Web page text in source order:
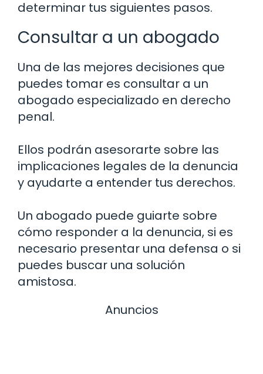
determinar tus siguientes pasos.
Consultar a un abogado
Una de las mejores decisiones que
puedes tomar es consultar a un
abogado especializado en derecho
penal.
Ellos podrán asesorarte sobre las
implicaciones legales de la denuncia
y ayudarte a entender tus derechos.
Un abogado puede guiarte sobre
cómo responder a la denuncia, si es
necesario presentar una defensa o si
puedes buscar una solución
amistosa.
Anuncios